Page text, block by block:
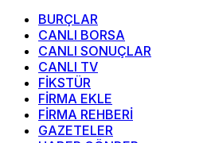
BURÇLAR
CANLI BORSA
CANLI SONUÇLAR
CANLI TV
FİKSTÜR
FİRMA EKLE
FİRMA REHBERİ
GAZETELER